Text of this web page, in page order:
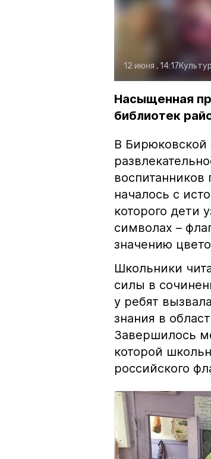
12 июня , 14:17
Насыщенная
библиотек
В Бирюковской
началось с
которого дети
символах –
значению
Школьники
силы в
у ребят
знания в
Завершилось
которой
российского